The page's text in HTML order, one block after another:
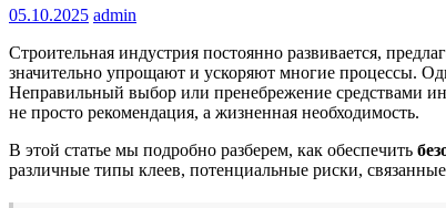
05.10.2025 admin
Строительная индустрия постоянно развивается,
значительно упрощают и ускоряют многие процессы.
Неправильный выбор или пренебрежение средствами
не просто рекомендация, а жизненная необходимость.
В этой статье мы подробно разберем, как обеспечить
различные типы клеев, потенциальные риски,